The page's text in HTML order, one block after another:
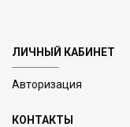
ЛИЧНЫЙ КАБИНЕТ
Авторизация
КОНТАКТЫ